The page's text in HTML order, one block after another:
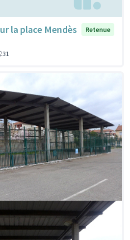
la place Mendès
Retenue
31